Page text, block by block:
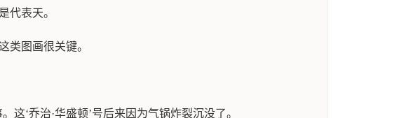
代表天。
类图画很关键。
这‘乔治·华盛顿’号后来因为气锅炸裂沉没了。